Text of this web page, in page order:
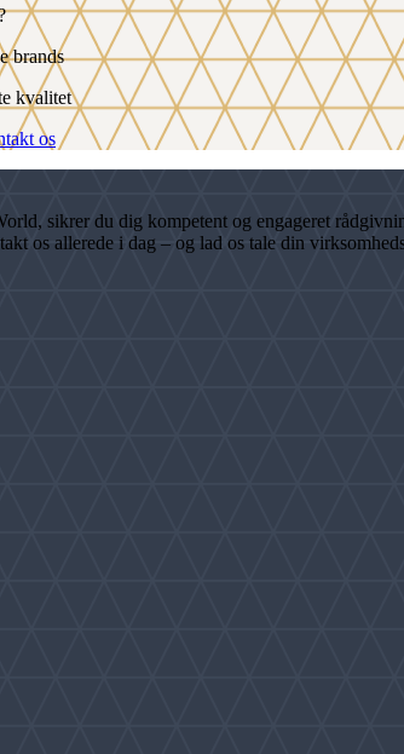
brands
kvalitet
os
sikrer du dig kompetent og engageret
os allerede i dag – og lad os tale din